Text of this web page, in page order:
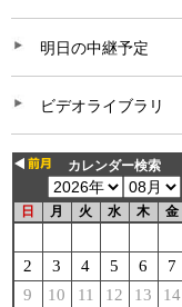
明日の中継予定
ビデオライブラリ
カレンダー検索
日 月 火 水 木 金
2
3 4 5 6 7
9
10 11 12 13 14